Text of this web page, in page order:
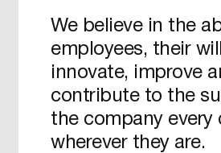
We believe in the
employees, their
innovate, improve
contribute to the
the company every
wherever they are.